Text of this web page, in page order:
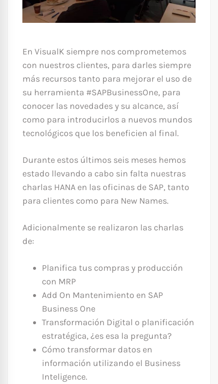
En VisualK siempre nos comprometemos
con nuestros clientes, para darles siempre
más recursos tanto para mejorar el uso de
su herramienta #SAPBusinessOne, para
conocer las novedades y su alcance, así
como para introducirlos a nuevos mundos
tecnológicos que los beneficien al final.
Durante estos últimos seis meses hemos
estado llevando a cabo sin falta nuestras
charlas HANA en las oficinas de SAP, tanto
para clientes como para New Names.
Adicionalmente se realizaron las charlas
de:
Planifica tus compras y producción
con MRP
Add On Mantenimiento en SAP
Business One
Transformación Digital o planificación
estratégica, ¿es esa la pregunta?
Cómo transformar datos en
información utilizando el Business
Inteligence.